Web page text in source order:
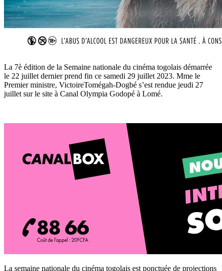
La 7è édition de la Semaine nationale du cinéma togolais démarrée
le 22 juillet dernier prend fin ce samedi 29 juillet 2023. Mme le
Premier ministre, VictoireTomégah-Dogbé s’est rendue jeudi 27
juillet sur le site à Canal Olympia Godopé à Lomé.
La semaine nationale du cinéma togolais est ponctuée de projections